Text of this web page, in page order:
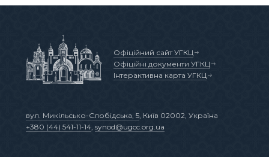
вул. Микільсько-Слобідська, 5, Київ 02002, Україна
+380 (44) 541-11-14, synod@ugcc.org.ua
Офіційний сайт УГКЦ
Офіційні документи УГКЦ
Інтерактивна карта УГКЦ